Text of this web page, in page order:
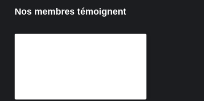
Nos membres témoignent